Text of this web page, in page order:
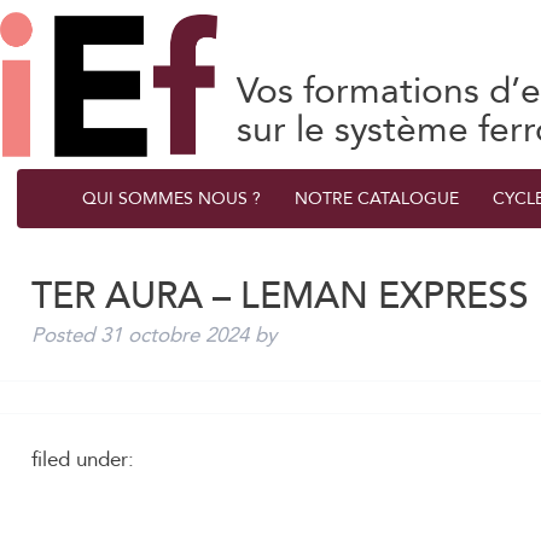
Vos formations
sur le système
QUI SOMMES NOUS ? NOTRE CATALOGUE
TER AURA – LEMAN EXPRESS
Posted31 octobre 2024 by
filed under: